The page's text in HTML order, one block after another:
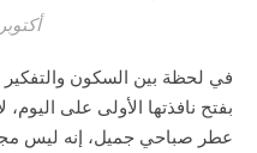
أكتوبر 8, 2025
في لحظة بين السكون والتفكير في المستقبل، حين تهمّ المرأة
بفتح نافذتها الأولى على
عطر صباحي جميل، إنه ليس